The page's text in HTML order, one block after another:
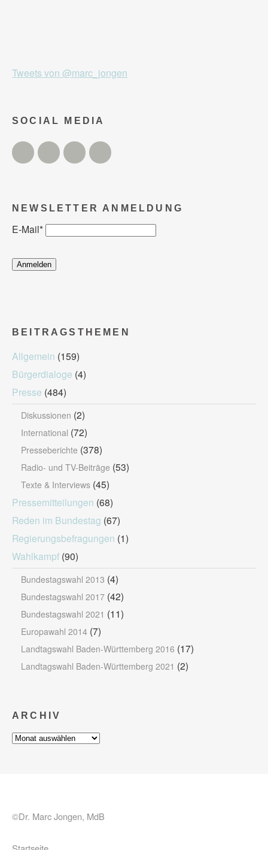
Tweets von @marc_jongen
SOCIAL MEDIA
Twitter FacebookInstagram
NEWSLETTER ANMELDUNG
E-Mail*
BEITRAGSTHEMEN
Allgemein (159)
Bürgerdialoge (4)
Presse (484)
Diskussionen (2)
International (72)
Presseberichte (378)
Radio- und TV-Beiträge (53)
Texte & Interviews (45)
Pressemitteilungen (68)
Reden im Bundestag (67)
Regierungsbefragungen (1)
Wahlkampf (90)
Bundestagswahl 2013 (4)
Bundestagswahl 2017 (42)
Bundestagswahl 2021 (11)
Europawahl 2014 (7)
Landtagswahl Baden-Württemberg 2016 (17)
Landtagswahl Baden-Württemberg 2021 (2)
ARCHIV
Archiv
©Dr. Marc Jongen, MdB